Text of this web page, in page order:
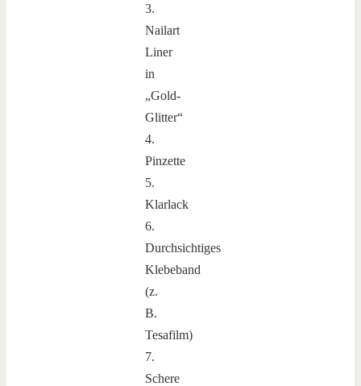
3.
Nailart
Liner
in
„Gold-
Glitter“
4.
Pinzette
5.
Klarlack
6.
Durchsichtiges
Klebeband
(z.
B.
Tesafilm)
7.
Schere